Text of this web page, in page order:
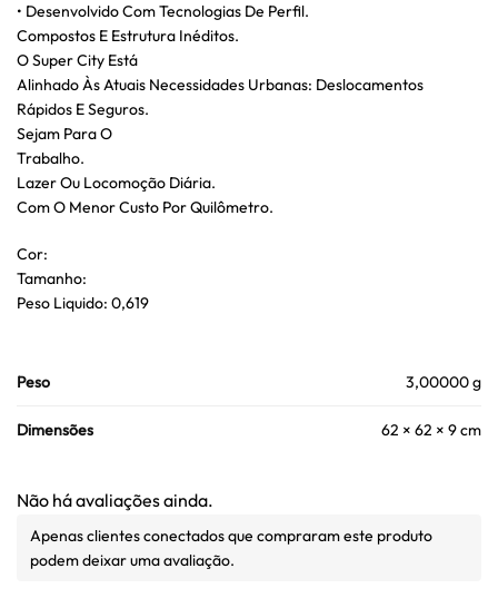
• Desenvolvido Com Tecnologias De Perfil.
Compostos E Estrutura Inéditos.
O Super City Está
Alinhado Às Atuais Necessidades Urbanas: Deslocamentos
Rápidos E Seguros.
Sejam Para O
Trabalho.
Lazer Ou Locomoção Diária.
Com O Menor Custo Por Quilômetro.
Cor:
Tamanho:
Peso Liquido: 0,619
Peso 3,00000 g
Dimensões 62 × 62 × 9 cm
Não há avaliações ainda.
Apenas clientes conectados que compraram este produto
podem deixar uma avaliação.